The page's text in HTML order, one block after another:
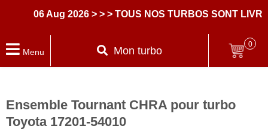
06 Aug 2026 > > > TOUS NOS TURBOS SONT
Menu Mon turbo
0
Ensemble Tournant CHRA pour turbo
Toyota 17201-54010